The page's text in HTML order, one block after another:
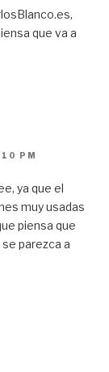
que va a
PM
ya que el
muy usadas
piensa que
parezca a